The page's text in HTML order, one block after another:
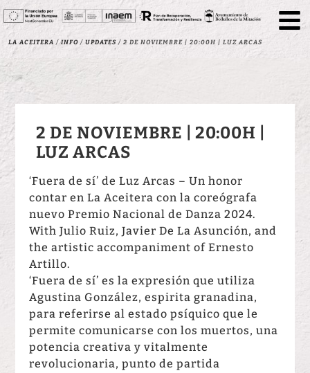
La Aceitera /Info / Updates / 2 DE NOVIEMBRE | 20:00H | LUZ ARCAS
2 DE NOVIEMBRE | 20:00H |
LUZ ARCAS
‘Fuera de sí’ de Luz Arcas – Un honor
contar en La Aceitera con la coreógrafa
nuevo Premio Nacional de Danza 2024.
With Julio Ruiz, Javier De La Asunción, and
the artistic accompaniment of Ernesto
Artillo.
‘Fuera de sí’ es la expresión que utiliza
Agustina González, espirita granadina,
para referirse al estado psíquico que le
permite comunicarse con los muertos, una
potencia creativa y vitalmente
revolucionaria, punto de partida